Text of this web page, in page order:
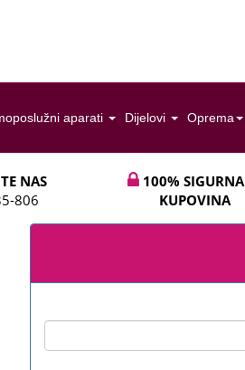
aparati Dijelovi Oprema
NAS
806
100% SIGURNA
KUPOVINA